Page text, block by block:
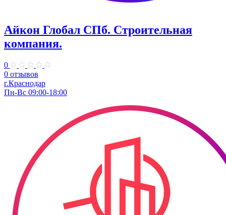
Айкон Глобал СПб. Строительная
компания.
0
0 отзывов
г.Краснодар
Пн-Вс 09:00-18:00